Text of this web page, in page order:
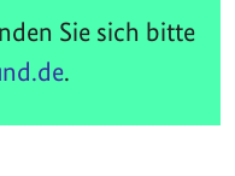
Sie sich bitte
.